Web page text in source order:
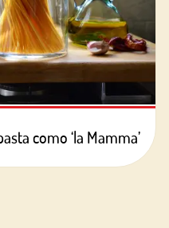
como ‘la Mamma’